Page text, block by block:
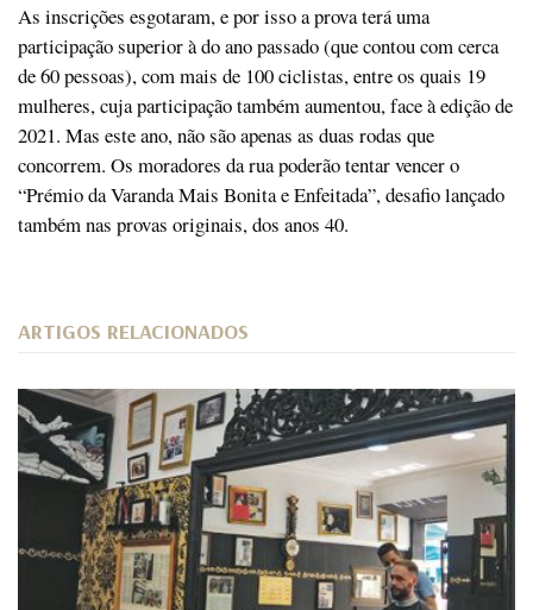
As inscrições esgotaram, e por isso a prova terá uma
participação superior à do ano passado (que contou com cerca
de 60 pessoas), com mais de 100 ciclistas, entre os quais 19
mulheres, cuja participação também aumentou, face à edição de
2021. Mas este ano, não são apenas as duas rodas que
concorrem. Os moradores da rua poderão tentar vencer o
“Prémio da Varanda Mais Bonita e Enfeitada”, desafio lançado
também nas provas originais, dos anos 40.
ARTIGOS RELACIONADOS